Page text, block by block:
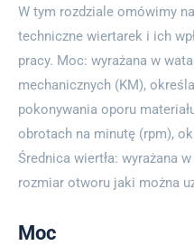
W tym rozdziale omówimy
techniczne wiertarek i ich
pracy. Moc: wyrażana w
mechanicznych (KM),
pokonywania oporu
obrotach na minutę (rpm),
Średnica wiertła: wyrażana
rozmiar otworu jaki można
Moc